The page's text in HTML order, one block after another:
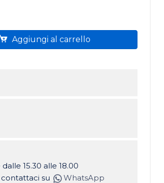
Aggiungi al carrello
15.30 alle 18.00
su
WhatsApp